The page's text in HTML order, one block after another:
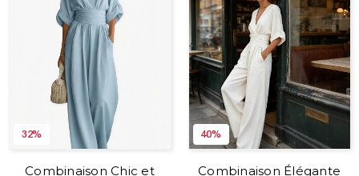
32%
Combinaison Chic et
40%
Combinaison Élégante